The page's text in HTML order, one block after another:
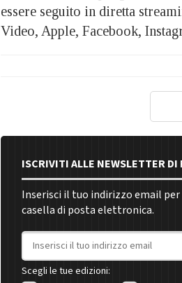
essere seguito in diretta
Video, Apple, Facebook,
ISCRIVITI ALLE NEWSLETTER DI
Inserisci il tuo indirizzo email per
casella di posta elettronica.
Indirizzo email
Scegli le tue edizioni: